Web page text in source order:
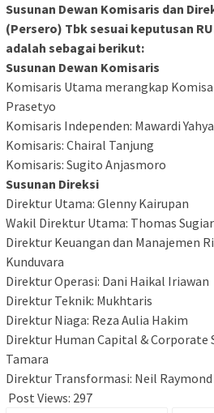
Susunan Dewan Komisaris dan
(Persero) Tbk sesuai keputusan
adalah sebagai berikut:
Susunan Dewan Komisaris
Komisaris Utama merangkap
Prasetyo
Komisaris Independen: Mawardi Yahya
Komisaris: Chairal Tanjung
Komisaris: Sugito Anjasmoro
Susunan Direksi
Direktur Utama: Glenny Kairupan
Wakil Direktur Utama: Thomas
Direktur Keuangan dan Manajemen
Kunduvara
Direktur Operasi: Dani Haikal Iriawan
Direktur Teknik: Mukhtaris
Direktur Niaga: Reza Aulia Hakim
Direktur Human Capital & Corporate
Tamara
Direktur Transformasi: Neil
Post Views: 297